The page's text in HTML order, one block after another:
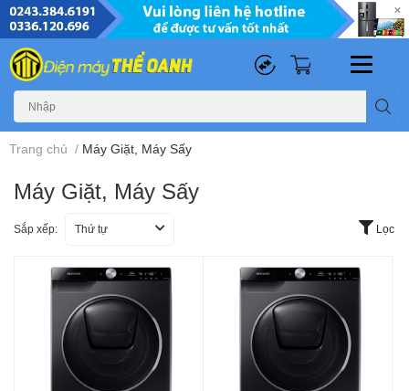
Trang chủ / Máy Giặt, Máy Sấy
Máy Giặt, Máy Sấy
Sắp xếp: Thứ tự Lọc